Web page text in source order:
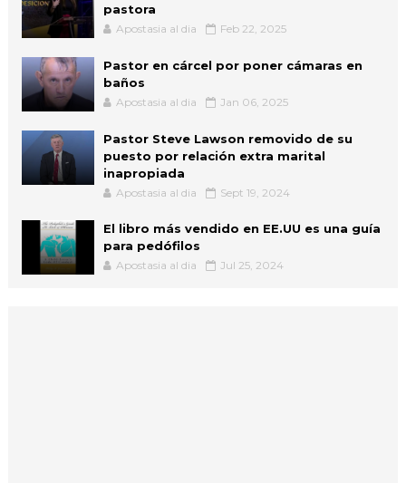
pastora
Apostasia al dia Feb 22, 2025
Pastor en cárcel por poner cámaras en
baños
Apostasia al dia Jan 06, 2025
Pastor Steve Lawson removido de su
puesto por relación extra marital
inapropiada
Apostasia al dia Sept 19, 2024
El libro más vendido en EE.UU es una guía
para pedófilos
Apostasia al dia Jul 25, 2024